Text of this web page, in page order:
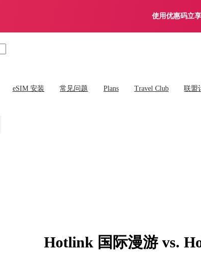
使用优惠码立
eSIM 安装 常见问题 Plans Travel Club 联盟
Hotlink 国际漫游 vs.